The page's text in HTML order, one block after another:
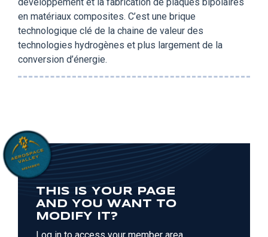
en matériaux composites. C’est une brique
technologique clé de la chaine de valeur des
technologies hydrogènes et plus largement de la
conversion d’énergie.
THIS IS YOUR PAGE
AND YOU WANT TO
MODIFY IT?